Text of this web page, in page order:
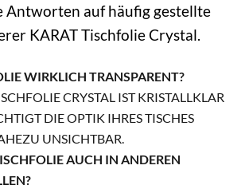
Antworten auf häufig gestellte
KARAT Tischfolie Crystal.
WIRKLICH TRANSPARENT?
CRYSTAL IST KRISTALLKLAR
DIE OPTIK IHRES TISCHES
UNSICHTBAR.
AUCH IN ANDEREN